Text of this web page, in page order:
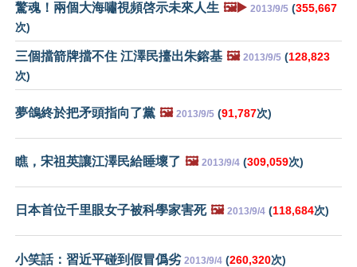
驚魂！兩個大海嘯視頻啓示未來人生 🖼️▶️ 2013/9/5 (355,667
次)
三個擋箭牌擋不住 江澤民擡出朱鎔基 🖼️ 2013/9/5 (128,823
次)
夢鴿終於把矛頭指向了黨 🖼️ 2013/9/5 (91,787次)
瞧，宋祖英讓江澤民給睡壞了 🖼️ 2013/9/4 (309,059次)
日本首位千里眼女子被科學家害死 🖼️ 2013/9/4 (118,684次)
小笑話：習近平碰到假冒僞劣 2013/9/4 (260,320次)